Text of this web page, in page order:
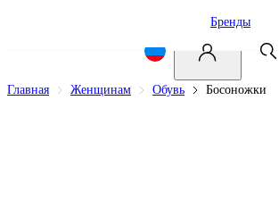
Бренды
Главная Женщинам Обувь Босоножки